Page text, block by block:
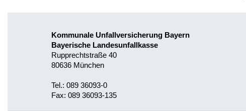
Kommunale Unfallversicherung Bayern
Bayerische Landesunfallkasse
Rupprechtstraße 40
80636 München
Tel.: 089 36093-0
Fax: 089 36093-135